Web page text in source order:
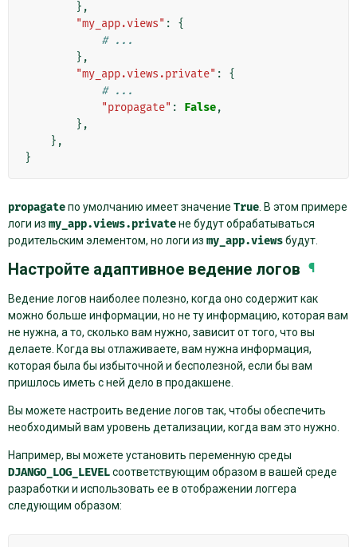
},
"my_app.views" :
{
# ...
},
"my_app.views.private" :
{
# ...
"propagate" : False,
},
},
}
propagateпо умолчанию имеет значение True . В этом примере
логи из my_app.views.privateне будут обрабатываться
родительским элементом, но логи из my_app.viewsбудут.
Настройте адаптивное ведение логов ¶
Ведение логов наиболее полезно, когда оно содержит как
можно больше информации, но не ту информацию, которая вам
не нужна, а то, сколько вам нужно, зависит от того, что вы
делаете. Когда вы отлаживаете, вам нужна информация,
которая была бы избыточной и бесполезной, если бы вам
пришлось иметь с ней дело в продакшене.
Вы можете настроить ведение логов так, чтобы обеспечить
необходимый вам уровень детализации, когда вам это нужно.
Например, вы можете установить переменную среды
DJANGO_LOG_LEVELсоответствующим образом в вашей среде
разработки и использовать ее в отображении логгера
следующим образом: